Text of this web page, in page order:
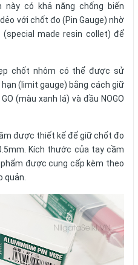
này có khả năng chống biến
với chốt đo (Pin Gauge) nhờ
made resin collet) để
chốt nhôm có thể được sử
(limit gauge) bằng cách giữ
(màu xanh lá) và đầu NOGO
được thiết kế để giữ chốt đo
Kích thước của tay cầm
được cung cấp kèm theo
quản.